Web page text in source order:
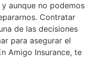
aunque no podemos
Contratar
de las decisiones
para asegurar el
Amigo Insurance, te